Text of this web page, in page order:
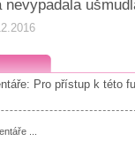
nevypadala
Pro přístup k této
...